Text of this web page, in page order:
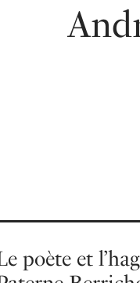
poète et